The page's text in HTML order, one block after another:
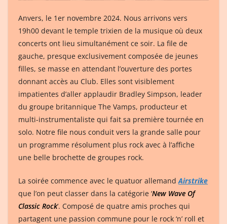
Anvers, le 1er novembre 2024. Nous arrivons vers
19h00 devant le temple trixien de la musique où deux
concerts ont lieu simultanément ce soir. La file de
gauche, presque exclusivement composée de jeunes
filles, se masse en attendant l’ouverture des portes
donnant accès au Club. Elles sont visiblement
impatientes d’aller applaudir Bradley Simpson, leader
du groupe britannique The Vamps, producteur et
multi-instrumentaliste qui fait sa première tournée en
solo. Notre file nous conduit vers la grande salle pour
un programme résolument plus rock avec à l’affiche
une belle brochette de groupes rock.
La soirée commence avec le quatuor allemandAirstrike
que l’on peut classer dans la catégorie ‘New Wave Of
Classic Rock‘. Composé de quatre amis proches qui
partagent une passion commune pour le rock ‘n’ roll et